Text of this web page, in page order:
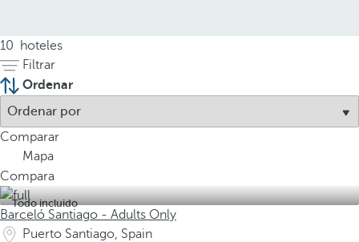
10
hoteles
Filtrar
Ordenar
Comparar
Mapa
Compara
Todo incluido
Barceló Santiago - Adults Only
Puerto Santiago, Spain